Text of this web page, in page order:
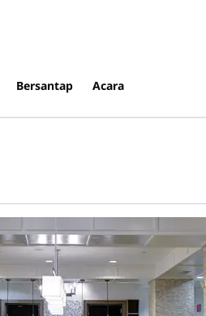
Bersantap Acara